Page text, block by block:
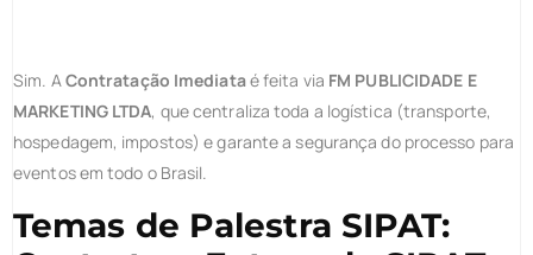
Sim. AContratação Imediataé feita via FM PUBLICIDADE E
MARKETING LTDA, que centraliza toda a logística (transporte,
hospedagem, impostos) e garante a segurança do processo para
eventos em todo o Brasil.
Temas de Palestra SIPAT: